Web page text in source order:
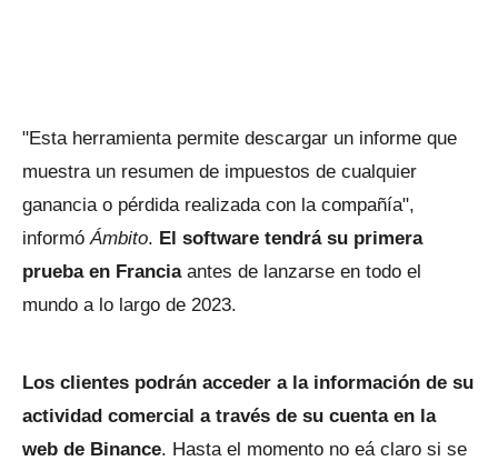
"Esta herramienta permite descargar un informe que
muestra un resumen de impuestos de cualquier
ganancia o pérdida realizada con la compañía",
informóÁmbito. El software tendrá su primera
prueba en Franciaantes de lanzarse en todo el
mundo a lo largo de 2023.
Los clientes podrán acceder a la información de su
actividad comercial a través de su cuenta en la
web de Binance. Hasta el momento no eá claro si se